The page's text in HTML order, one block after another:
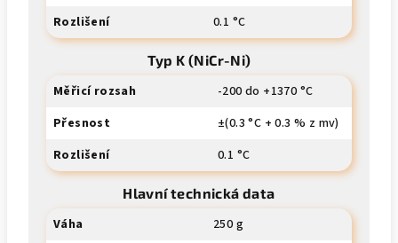
Rozlišení
0.1 °C
Typ K (NiCr-Ni)
Měřicí rozsah
-200 do +1370 °C
Přesnost
±(0.3 °C + 0.3 % z mv)
Rozlišení
0.1 °C
Hlavní technická data
Váha 250 g